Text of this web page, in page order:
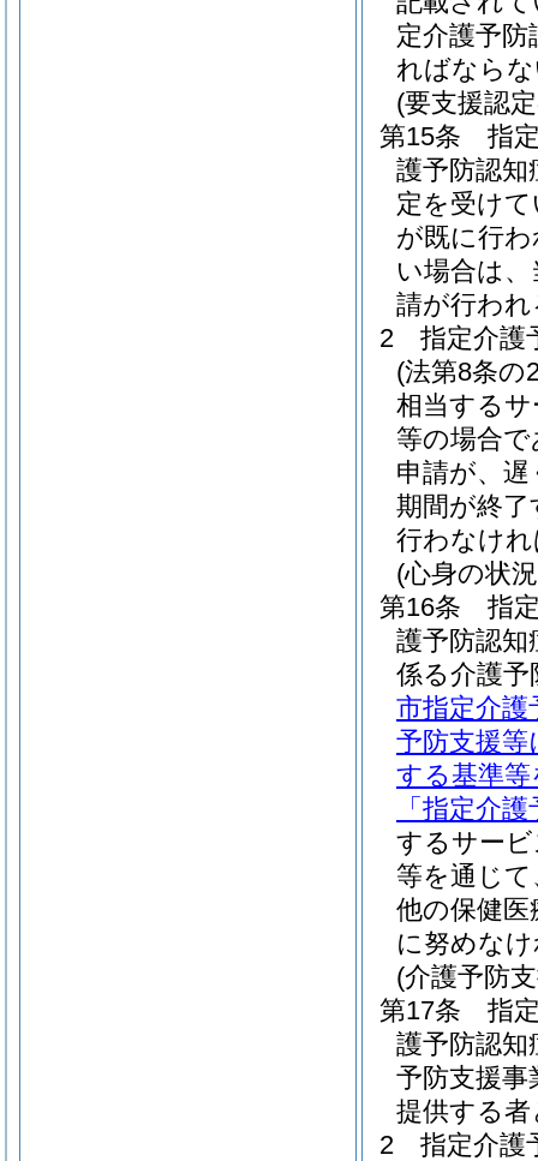
定介護予
ればなら
(要支援認
第15条
指
護予防認知
定を受け
が既に行
い場合は
請が行わ
2
指定介護
(法第8条の
相当する
等の場合
申請が、
期間が終
行わなけ
(心身の状
第16条
指
護予防認
係る介護
市指定介護
予防支援
する基準
「指定介
するサー
等を通じ
他の保健
に努めな
(介護予防
第17条
指
護予防認
予防支援
提供する
2
指定介護